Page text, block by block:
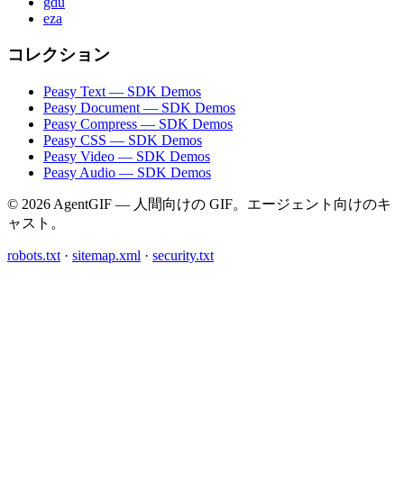
eza
コレクション
Peasy Text — SDK Demos
Peasy Document — SDK Demos
Peasy Compress — SDK Demos
Peasy CSS — SDK Demos
Peasy Video — SDK Demos
Peasy Audio — SDK Demos
© 2026 AgentGIF — 人間向けの GIF。エージェント向けのキ
ャスト。
robots.txt · sitemap.xml · security.txt